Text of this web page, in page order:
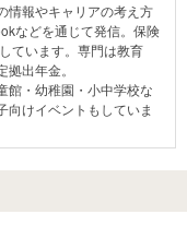
情報やキャリアの考え方
などを通じて発信。保険
ています。専門は教育
出年金。
館・幼稚園・小中学校な
向けイベントもしていま